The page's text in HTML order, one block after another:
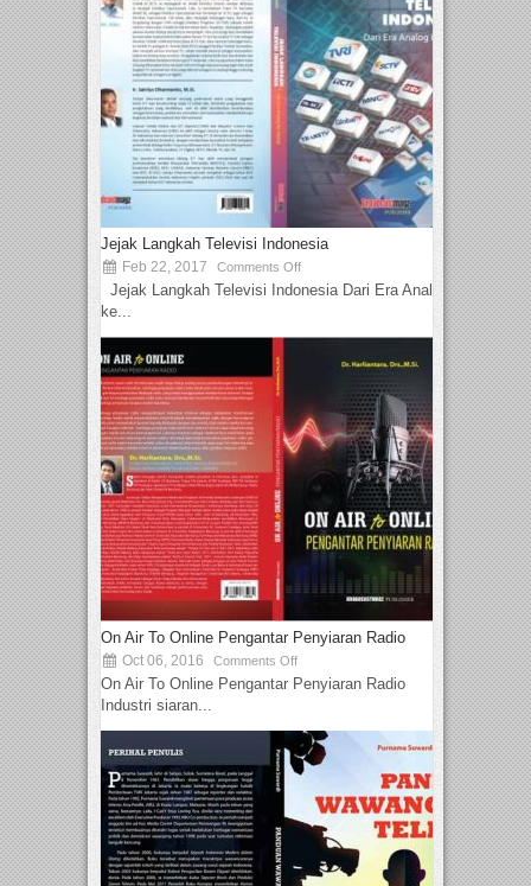
Jejak Langkah Televisi Indonesia
Feb 22, 2017 Comments Off
Jejak Langkah Televisi Indonesia Dari Era Analog
ke...
On Air To Online Pengantar Penyiaran Radio
Oct 06, 2016 Comments Off
On Air To Online Pengantar Penyiaran Radio
Industri siaran...